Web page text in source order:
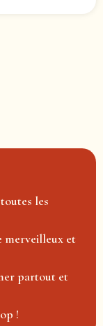
les
merveilleux et
partout et
!